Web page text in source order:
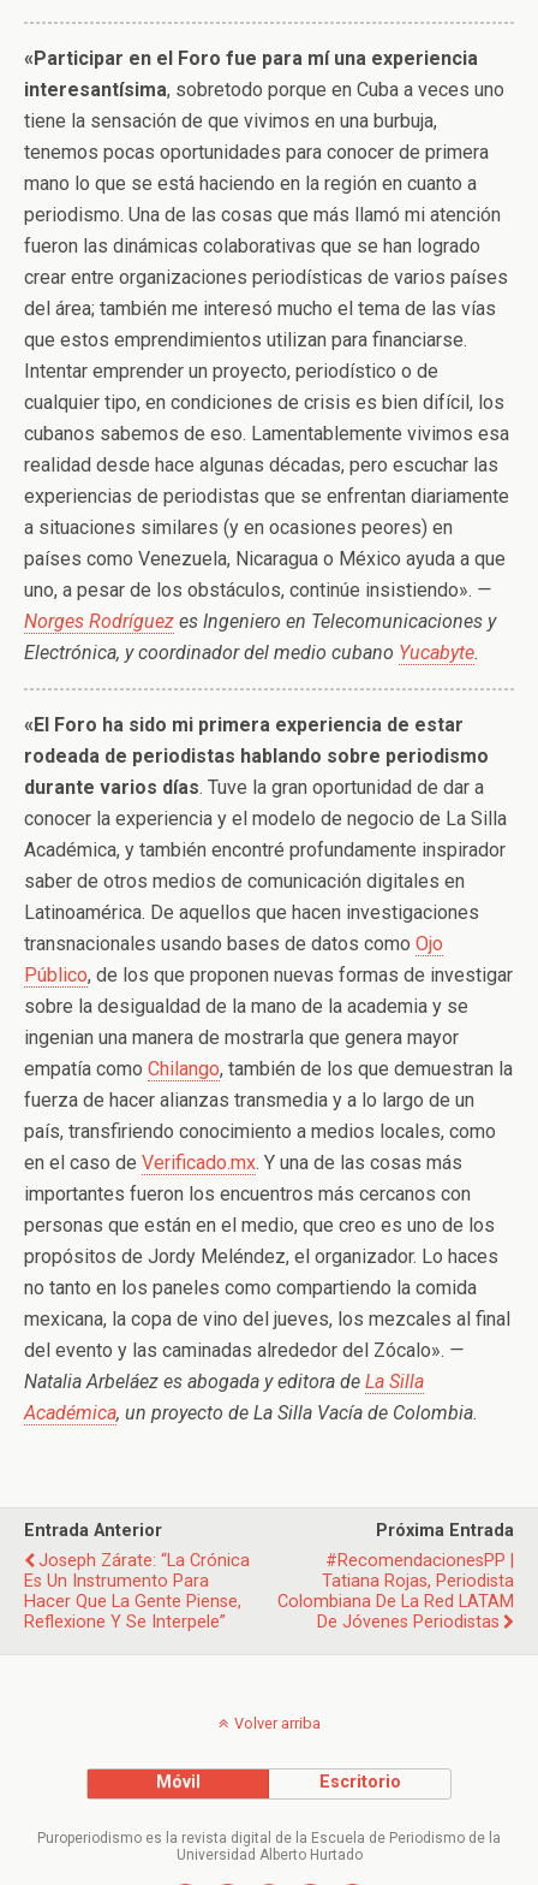
«Participar en el Foro fue para mí una experiencia
interesantísima, sobretodo porque en Cuba a veces uno
tiene la sensación de que vivimos en una burbuja,
tenemos pocas oportunidades para conocer de primera
mano lo que se está haciendo en la región en cuanto a
periodismo. Una de las cosas que más llamó mi atención
fueron las dinámicas colaborativas que se han logrado
crear entre organizaciones periodísticas de varios países
del área; también me interesó mucho el tema de las vías
que estos emprendimientos utilizan para financiarse.
Intentar emprender un proyecto, periodístico o de
cualquier tipo, en condiciones de crisis es bien difícil, los
cubanos sabemos de eso. Lamentablemente vivimos esa
realidad desde hace algunas décadas, pero escuchar las
experiencias de periodistas que se enfrentan diariamente
a situaciones similares (y en ocasiones peores) en
países como Venezuela, Nicaragua o México ayuda a que
uno, a pesar de los obstáculos, continúe insistiendo». —
Norges Rodríguez es Ingeniero en Telecomunicaciones y
Electrónica, y coordinador del medio cubano Yucabyte.
«El Foro ha sido mi primera experiencia de estar
rodeada de periodistas hablando sobre periodismo
durante varios días. Tuve la gran oportunidad de dar a
conocer la experiencia y el modelo de negocio de La Silla
Académica, y también encontré profundamente inspirador
saber de otros medios de comunicación digitales en
Latinoamérica. De aquellos que hacen investigaciones
transnacionales usando bases de datos como Ojo
Público, de los que proponen nuevas formas de investigar
sobre la desigualdad de la mano de la academia y se
ingenian una manera de mostrarla que genera mayor
empatía como Chilango, también de los que demuestran la
fuerza de hacer alianzas transmedia y a lo largo de un
país, transfiriendo conocimiento a medios locales, como
en el caso de Verificado.mx. Y una de las cosas más
importantes fueron los encuentros más cercanos con
personas que están en el medio, que creo es uno de los
propósitos de Jordy Meléndez, el organizador. Lo haces
no tanto en los paneles como compartiendo la comida
mexicana, la copa de vino del jueves, los mezcales al final
del evento y las caminadas alrededor del Zócalo». ​—
Natalia Arbeláez es abogada y editora de La Silla
Académica, un proyecto de La Silla Vacía ​de Colombia.
Entrada Anterior
Joseph Zárate: “La Crónica
Es Un Instrumento Para
Hacer Que La Gente Piense,
Reflexione Y Se Interpele”
Próxima Entrada
#RecomendacionesPP |
Tatiana Rojas, Periodista
Colombiana De La Red LATAM
De Jóvenes Periodistas
Volver arriba
Móvil Escritorio
Puroperiodismo es la revista digital de la Escuela de Periodismo de la
Universidad Alberto Hurtado